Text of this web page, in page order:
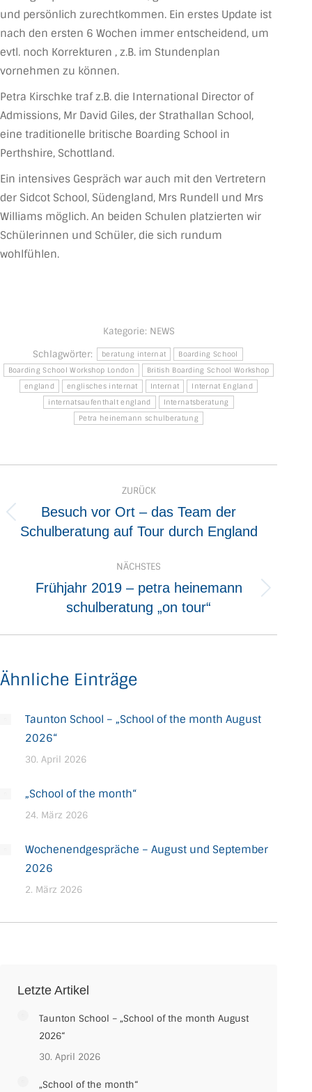
und persönlich zurechtkommen. Ein erstes Update ist
nach den ersten 6 Wochen immer entscheidend, um
evtl. noch Korrekturen , z.B. im Stundenplan
vornehmen zu können.
Petra Kirschke traf z.B. die International Director of
Admissions, Mr David Giles, der Strathallan School,
eine traditionelle britische Boarding School in
Perthshire, Schottland.
Ein intensives Gespräch war auch mit den Vertretern
der Sidcot School, Südengland, Mrs Rundell und Mrs
Williams möglich. An beiden Schulen platzierten wir
Schülerinnen und Schüler, die sich rundum
wohlfühlen.
Kategorie: NEWS
Schlagwörter:
beratung internat
Boarding School
Boarding School Workshop London
British Boarding School Workshop
england
englisches internat Internat
Internat England
internatsaufenthalt england
Internatsberatung
Petra heinemann schulberatung
ZURÜCK
Vorheriger
Beitrag:
Besuch vor Ort – das Team der
Schulberatung auf Tour durch England
NÄCHSTES
Nächster
Beitrag:
Frühjahr 2019 – petra heinemann
schulberatung „on tour“
Ähnliche Einträge
Taunton School – „School of the month August
2026“
30. April 2026
„School of the month“
24. März 2026
Wochenendgespräche – August und September
2026
2. März 2026
Letzte Artikel
Taunton School – „School of the month August
2026“
30. April 2026
„School of the month“